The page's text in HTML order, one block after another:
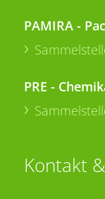
PAMIRA -
PRE -
Kontakt